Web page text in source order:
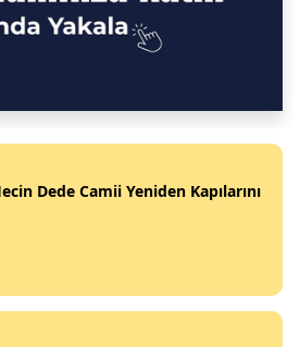
Dede Camii Yeniden Kapılarını